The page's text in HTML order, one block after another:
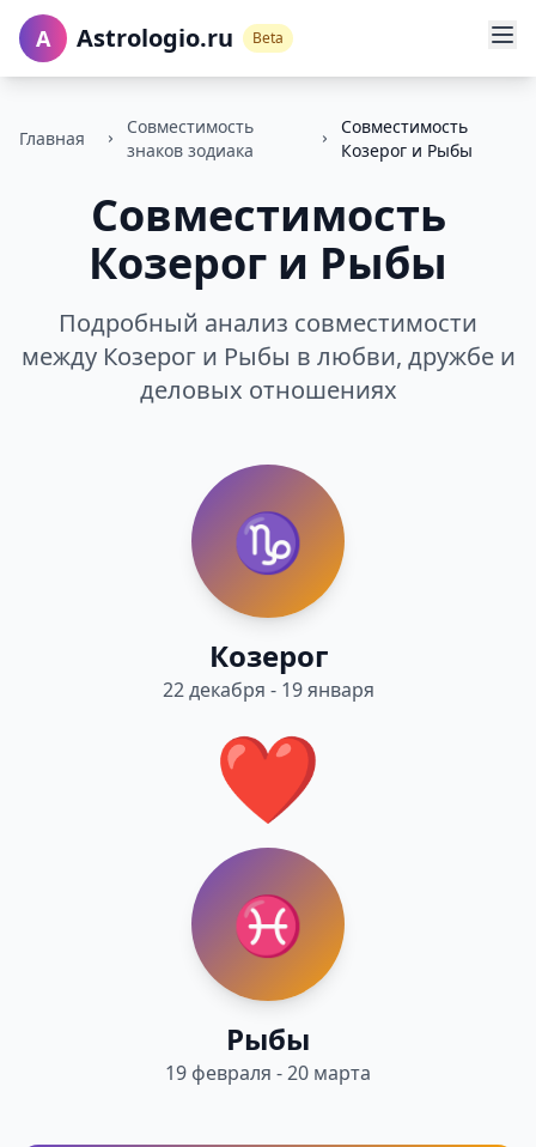
A Astrologio.ru Beta
Главная
Совместимость
знаков зодиака
Совместимость
Козерог и Рыбы
Совместимость
Козерог и Рыбы
Подробный анализ совместимости
между Козерог и Рыбы в любви, дружбе и
деловых отношениях
♑
Козерог
22 декабря - 19 января
❤️
♓
Рыбы
19 февраля - 20 марта